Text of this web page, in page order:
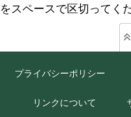
をスペースで区切ってく
プライバシーポリシー
リンクについて